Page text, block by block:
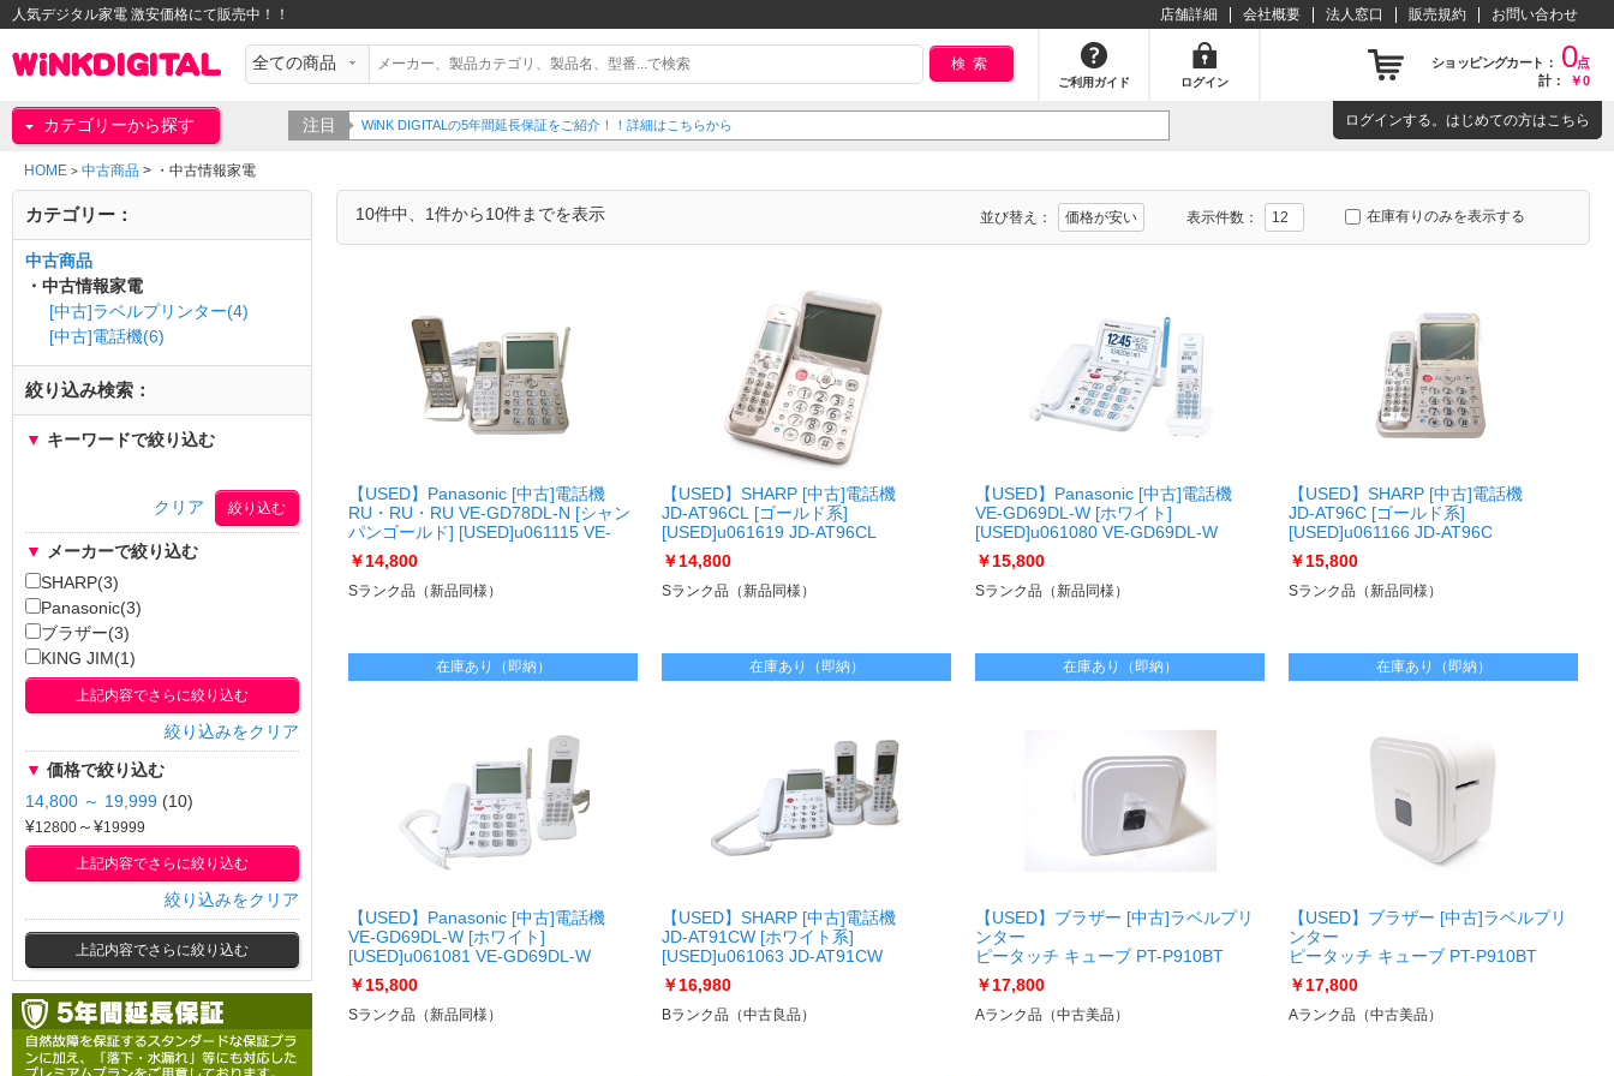
人気デジタル家電 激安価格にて販売中！！ 店舗詳細 会社概要 法人窓口 販売規約 お問い合わせ
検索
ご利用ガイド ログイン
ショッピングカート： 0点
計：
￥0
カテゴリーから探す 注目 WiNK DIGITALの5年間延長保証をご紹介！！詳細はこちらから ログインする。はじめての方はこちら
HOME > 中古商品 > ・中古情報家電
10件中、1件から10件までを表示 並び替え： 表示件数： 在庫有りのみを表示する
【USED】Panasonic [中古]電話機
RU・RU・RU VE-GD78DL-N [シャン
パンゴールド] [USED]u061115 VE-
GD78DL-N
￥14,800
Sランク品（新品同様）
在庫あり（即納）
【USED】SHARP [中古]電話機
JD-AT96CL [ゴールド系]
[USED]u061619 JD-AT96CL
￥14,800
Sランク品（新品同様）
在庫あり（即納）
【USED】Panasonic [中古]電話機
VE-GD69DL-W [ホワイト]
[USED]u061080 VE-GD69DL-W
￥15,800
Sランク品（新品同様）
在庫あり（即納）
【USED】SHARP [中古]電話機
JD-AT96C [ゴールド系]
[USED]u061166 JD-AT96C
￥15,800
Sランク品（新品同様）
在庫あり（即納）
【USED】Panasonic [中古]電話機
VE-GD69DL-W [ホワイト]
[USED]u061081 VE-GD69DL-W
￥15,800
Sランク品（新品同様）
【USED】SHARP [中古]電話機
JD-AT91CW [ホワイト系]
[USED]u061063 JD-AT91CW
￥16,980
Bランク品（中古良品）
【USED】ブラザー [中古]ラベルプリ
ンター
ピータッチ キューブ PT-P910BT
[USED]u061494 PT-P910BT
￥17,800
Aランク品（中古美品）
【USED】ブラザー [中古]ラベルプリ
ンター
ピータッチ キューブ PT-P910BT
[USED]u060900 PT-P910BT
￥17,800
Aランク品（中古美品）
カテゴリー：
中古商品
・中古情報家電
[中古]ラベルプリンター(4)
[中古]電話機(6)
絞り込み検索：
▼ キーワードで絞り込む
クリア
▼ メーカーで絞り込む
SHARP(3)
Panasonic(3)
ブラザー(3)
KING JIM(1)
上記内容でさらに絞り込む
絞り込みをクリア
▼ 価格で絞り込む
14,800 ～ 19,999 (10)
¥
～¥
上記内容でさらに絞り込む
絞り込みをクリア
上記内容でさらに絞り込む